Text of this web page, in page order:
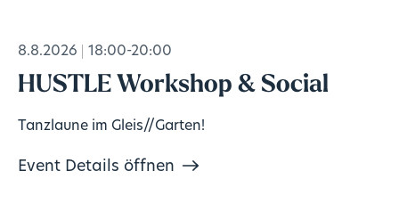
8.8.2026 18:00-20:00
HUSTLE Workshop & Social
Tanzlaune im Gleis//Garten!
Event Details öffnen